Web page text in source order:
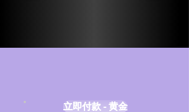
立即付款 - 黄金
立即付款 - 黄金